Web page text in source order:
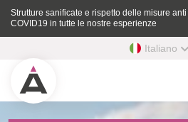
Strutture sanificate e rispetto delle misure anti
COVID19 in tutte le nostre esperienze
Italiano